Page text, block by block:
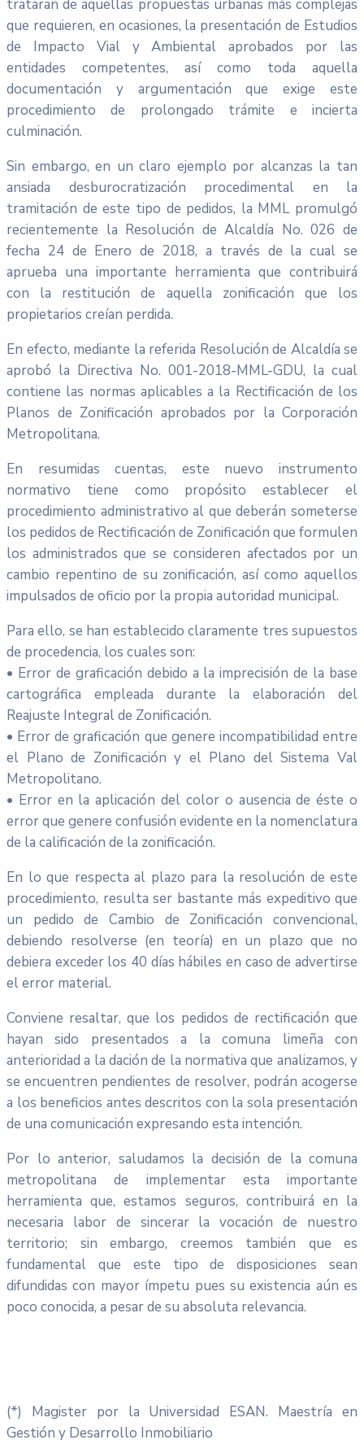
trataran de aquellas propuestas urbanas más complejas
que requieren, en ocasiones, la presentación de Estudios
de Impacto Vial y Ambiental aprobados por las
entidades competentes, así como toda aquella
documentación y argumentación que exige este
procedimiento de prolongado trámite e incierta
culminación.
Sin embargo, en un claro ejemplo por alcanzas la tan
ansiada desburocratización procedimental en la
tramitación de este tipo de pedidos, la MML promulgó
recientemente la Resolución de Alcaldía No. 026 de
fecha 24 de Enero de 2018, a través de la cual se
aprueba una importante herramienta que contribuirá
con la restitución de aquella zonificación que los
propietarios creían perdida.
En efecto, mediante la referida Resolución de Alcaldía se
aprobó la Directiva No. 001-2018-MML-GDU, la cual
contiene las normas aplicables a la Rectificación de los
Planos de Zonificación aprobados por la Corporación
Metropolitana.
En resumidas cuentas, este nuevo instrumento
normativo tiene como propósito establecer el
procedimiento administrativo al que deberán someterse
los pedidos de Rectificación de Zonificación que formulen
los administrados que se consideren afectados por un
cambio repentino de su zonificación, así como aquellos
impulsados de oficio por la propia autoridad municipal.
Para ello, se han establecido claramente tres supuestos
de procedencia, los cuales son:
• Error de graficación debido a la imprecisión de la base
cartográfica empleada durante la elaboración del
Reajuste Integral de Zonificación.
• Error de graficación que genere incompatibilidad entre
el Plano de Zonificación y el Plano del Sistema Val
Metropolitano.
• Error en la aplicación del color o ausencia de éste o
error que genere confusión evidente en la nomenclatura
de la calificación de la zonificación.
En lo que respecta al plazo para la resolución de este
procedimiento, resulta ser bastante más expeditivo que
un pedido de Cambio de Zonificación convencional,
debiendo resolverse (en teoría) en un plazo que no
debiera exceder los 40 días hábiles en caso de advertirse
el error material.
Conviene resaltar, que los pedidos de rectificación que
hayan sido presentados a la comuna limeña con
anterioridad a la dación de la normativa que analizamos, y
se encuentren pendientes de resolver, podrán acogerse
a los beneficios antes descritos con la sola presentación
de una comunicación expresando esta intención.
Por lo anterior, saludamos la decisión de la comuna
metropolitana de implementar esta importante
herramienta que, estamos seguros, contribuirá en la
necesaria labor de sincerar la vocación de nuestro
territorio; sin embargo, creemos también que es
fundamental que este tipo de disposiciones sean
difundidas con mayor ímpetu pues su existencia aún es
poco conocida, a pesar de su absoluta relevancia.
(*) Magister por la Universidad ESAN. Maestría en
Gestión y Desarrollo Inmobiliario